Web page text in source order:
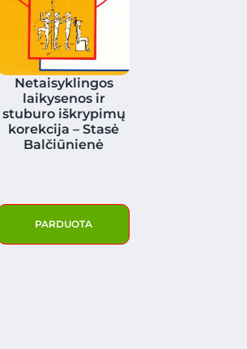
Netaisyklingos
laikysenos ir
stuburo iškrypimų
korekcija – Stasė
Balčiūnienė
PARDUOTA